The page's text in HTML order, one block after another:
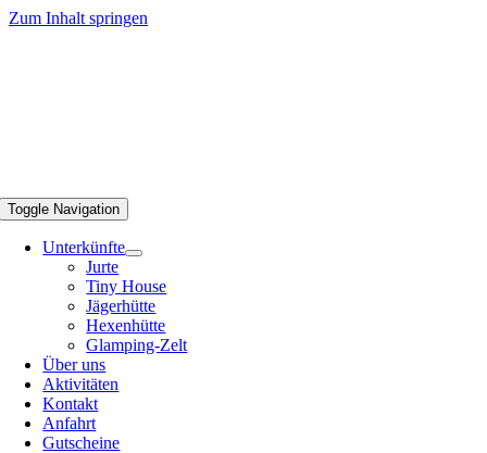
Zum Inhalt springen
Toggle Navigation
Unterkünfte
Jurte
Tiny House
Jägerhütte
Hexenhütte
Glamping-Zelt
Über uns
Aktivitäten
Kontakt
Anfahrt
Gutscheine